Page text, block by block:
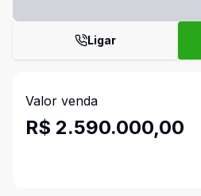
Ligar
Valor venda
R$ 2.590.000,00